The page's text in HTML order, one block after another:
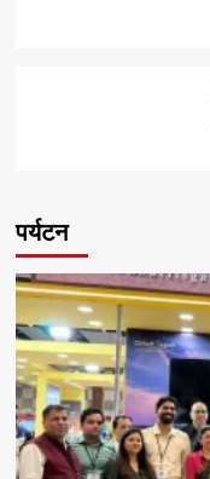
पर्यटन